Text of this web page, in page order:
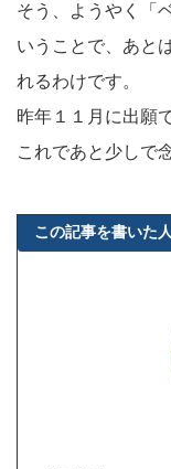
そう、ようやく「
いうことで、あと
れるわけです。
昨年１１月に出願
これであと少しで
この記事を書いた人